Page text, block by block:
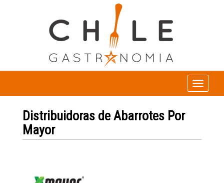
Toggle
navigation
Distribuidoras de Abarrotes Por
Mayor